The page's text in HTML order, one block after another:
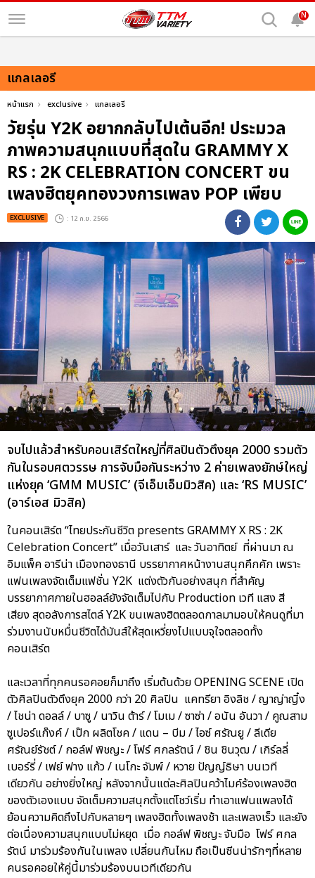
N
แกลเลอรี
หน้าแรก exclusive แกลเลอรี
วัยรุ่น Y2K อยากกลับไปเต้นอีก! ประมวล
ภาพความสนุกแบบที่สุดใน GRAMMY X
RS : 2K CELEBRATION CONCERT ขน
เพลงฮิตยุคทองวงการเพลง POP เพียบ
EXCLUSIVE : 12 ก.ย. 2566
จบไปแล้วสำหรับคอนเสิร์ตใหญ่ที่ศิลปินตัวตึงยุค 2000 รวมตัว
กันในรอบศตวรรษ การจับมือกันระหว่าง 2 ค่ายเพลงยักษ์ใหญ่
แห่งยุค ‘GMM MUSIC’ (จีเอ็มเอ็มมิวสิค) และ ‘RS MUSIC’
(อาร์เอส มิวสิค)
ในคอนเสิร์ต “ไทยประกันชีวิต presents GRAMMY X RS : 2K
Celebration Concert” เมื่อวันเสาร์ และ วันอาทิตย์ ที่ผ่านมา ณ
อิมแพ็ค อารีน่า เมืองทองธานี บรรยากาศหน้างานสนุกคึกคัก เพราะ
แฟนเพลงจัดเต็มแฟชั่น Y2K แต่งตัวกันอย่างสนุก ที่สำคัญ
บรรยากาศภายในฮอลล์ยังจัดเต็มไปกับ Production เวที แสง สี
เสียง สุดอลังการสไตล์ Y2K ขนเพลงฮิตตลอดกาลมามอบให้คนดูที่มา
ร่วมงานนับหมื่นชีวิตได้มันส์ให้สุดเหวี่ยงไปแบบจุใจตลอดทั้ง
คอนเสิร์ต
และเวลาที่ทุกคนรอคอยก็มาถึง เริ่มต้นด้วย OPENING SCENE เปิด
ตัวศิลปินตัวตึงยุค 2000 กว่า 20 ศิลปิน แคทรียา อิงลิช / ญาญ่าญิ๋ง
/ ไชน่า ดอลล์ / บาซู / นาวิน ต้าร์ / โมเม / ซาซ่า / อนัน อันวา / คูณสาม
ซูเปอร์แก๊งค์ / เป๊ก ผลิตโชค / แดน – บีม / ไอซ์ ศรัณยู / ลีเดีย
ศรัณย์รัชต์ / กอล์ฟ พิชญะ / โฟร์ ศกลรัตน์ / ชิน ชินวุฒ / เกิร์ลลี่
เบอร์รี่ / เฟย์ ฟาง แก้ว / เนโกะ จัมพ์ / หวาย ปัญญ์ธิษา บนเวที
เดียวกัน อย่างยิ่งใหญ่ หลังจากนั้นแต่ละศิลปินคว้าไมค์ร้องเพลงฮิต
ของตัวเองแบบ จัดเต็มความสนุกตั้งแต่โชว์เริ่ม ทำเอาแฟนแพลงได้
ย้อนความคิดถึงไปกับหลายๆ เพลงฮิตทั้งเพลงช้า และเพลงเร็ว และยัง
ต่อเนื่องความสนุกแบบไม่หยุด เมื่อ กอล์ฟ พิชญะ จับมือ โฟร์ ศกล
รัตน์ มาร่วมร้องกันในเพลง เปลี่ยนกันไหม ถือเป็นซีนน่ารักๆที่หลาย
คนรอคอยให้คู่นี้มาร่วมร้องบนเวทีเดียวกัน